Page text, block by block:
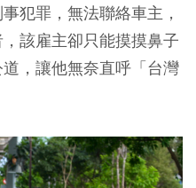
犯罪，無法聯絡車主，
該雇主卻只能摸摸鼻子
，讓他無奈直呼「台灣